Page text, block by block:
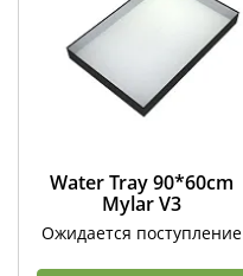
Water Tray 90*60cm
Mylar V3
Ожидается поступление